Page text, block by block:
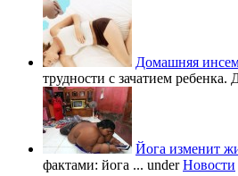
Домашняя
трудности с зачатием
Йога изменит
фактами: йога ... underНовости